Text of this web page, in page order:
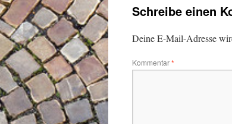
Schreibe einen
Deine E-Mail-Adresse
Kommentar*